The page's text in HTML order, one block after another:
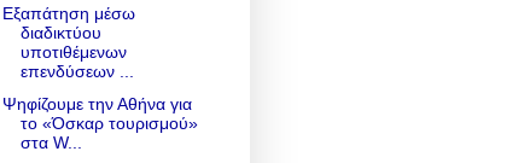
Εξαπάτηση μέσω
διαδικτύου
υποτιθέμενων
επενδύσεων ...
Ψηφίζουμε την Αθήνα για
το «Όσκαρ τουρισμού»
στα W...